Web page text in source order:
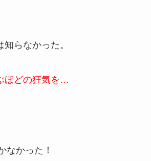
らなかった。
ほどの狂気を…
なかった！